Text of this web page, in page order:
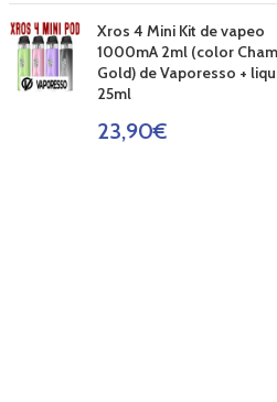
Xros 4 Mini Kit de vapeo
1000mA 2ml (color
Gold) de Vaporesso +
25ml
23,90€